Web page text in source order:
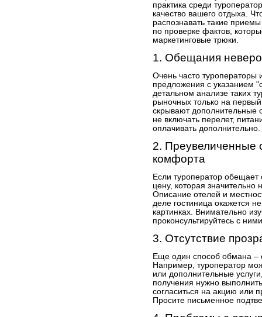
практика среди
качество вашего отдыха.
распознавать такие
по проверке фактов,
маркетинговые трюки.
1. Обещания
Очень часто туроператоры
предложения с указанием
детальном анализе таких
рыночных только на первый
скрывают
не включать перелет,
оплачивать дополнительно.
2. Преувеличенные
комфорта
Если туроператор обещает
цену, которая
Описание отелей и
деле гостиница окажется
картинках. Внимательно
проконсультируйтесь с
3. Отсутствие
Еще один способ обмана –
Например, туроператор
или дополнительные
получения нужно
согласиться на акцию или
Просите письменное